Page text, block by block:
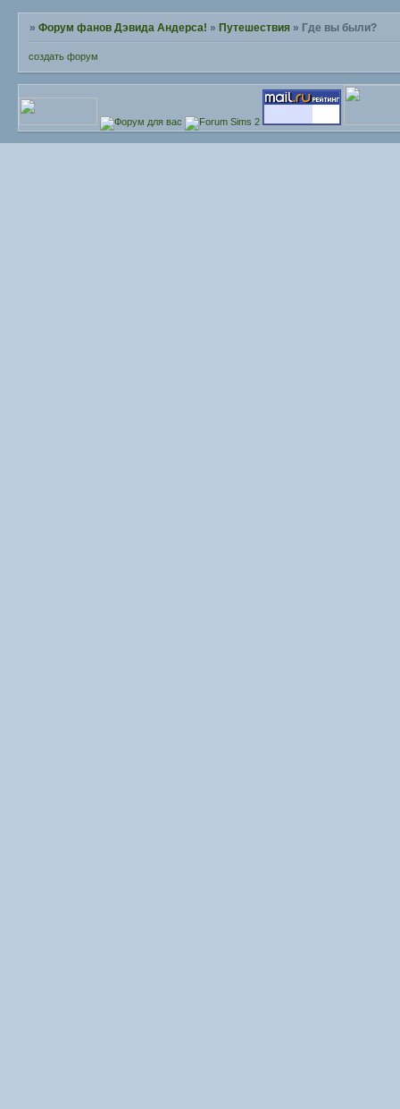
»Форум фанов Дэвида Андерса! » Путешествия » Где вы были?
создать форум